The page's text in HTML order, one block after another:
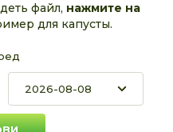
файл, нажмите на
для капусты.